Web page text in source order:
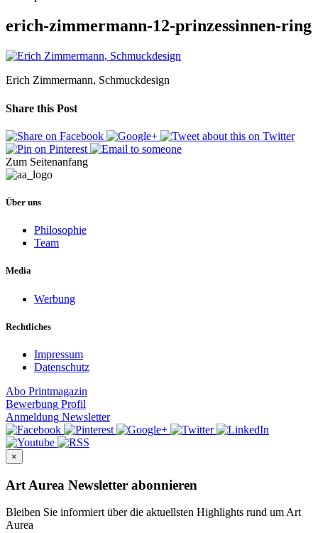
erich-zimmermann-12-prinzessinnen-ring
Erich Zimmermann, Schmuckdesign
Share this Post
Zum Seitenanfang
Über uns
Philosophie
Team
Media
Werbung
Rechtliches
Impressum
Datenschutz
Abo Printmagazin
Bewerbung Profil
Anmeldung Newsletter
×
Art Aurea Newsletter abonnieren
Bleiben Sie informiert über die aktuellsten Highlights rund um Art
Aurea